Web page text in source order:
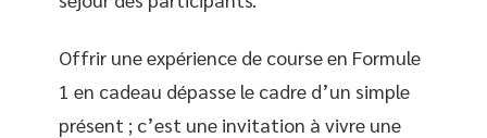
Offrir une expérience de course en Formule
1 en cadeau dépasse le cadre d’un simple
présent ; c’est une invitation à vivre une